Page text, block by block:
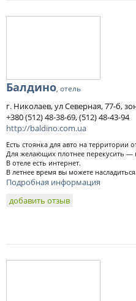
Балдино, отель
г. Николаев, ул Северная, 77-б,
+380 (512) 48-38-69, (512) 48-43-94
http://baldino.com.ua
Есть стоянка для авто на территории
Для желающих плотнее перекусить —
В отеле есть интернет.
В летнее время вы можете
Подробная информация
добавить отзыв